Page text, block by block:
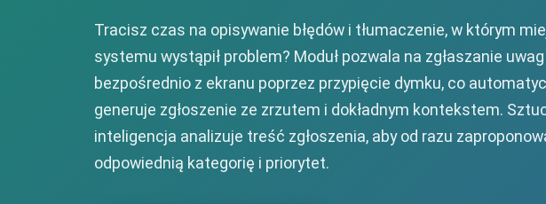
Tracisz czas na opisywanie błędów i tłumaczenie, w którym
systemu wystąpił problem? Moduł pozwala na zgłaszanie uwag
bezpośrednio z ekranu poprzez przypięcie dymku, co
generuje zgłoszenie ze zrzutem i dokładnym kontekstem.
inteligencja analizuje treść zgłoszenia, aby od razu
odpowiednią kategorię i priorytet.